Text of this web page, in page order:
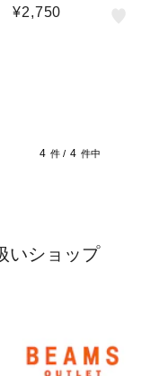
¥2,750
4 件 / 4 件中
いショップ